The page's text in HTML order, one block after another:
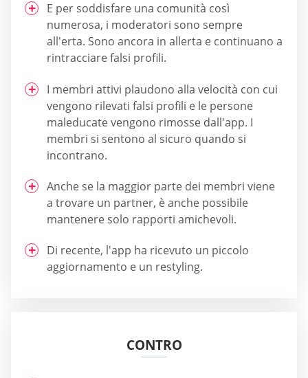
E per soddisfare una comunità così
numerosa, i moderatori sono sempre
all'erta. Sono ancora in allerta e continuano a
rintracciare falsi profili.
I membri attivi plaudono alla velocità con cui
vengono rilevati falsi profili e le persone
maleducate vengono rimosse dall'app. I
membri si sentono al sicuro quando si
incontrano.
Anche se la maggior parte dei membri viene
a trovare un partner, è anche possibile
mantenere solo rapporti amichevoli.
Di recente, l'app ha ricevuto un piccolo
aggiornamento e un restyling.
CONTRO